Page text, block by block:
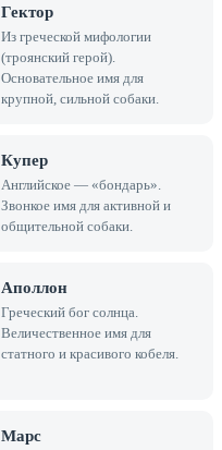
Гектор
Из греческой мифологии
(троянский герой).
Основательное имя для
крупной, сильной собаки.
Купер
Английское — «бондарь».
Звонкое имя для активной и
общительной собаки.
Аполлон
Греческий бог солнца.
Величественное имя для
статного и красивого кобеля.
Марс